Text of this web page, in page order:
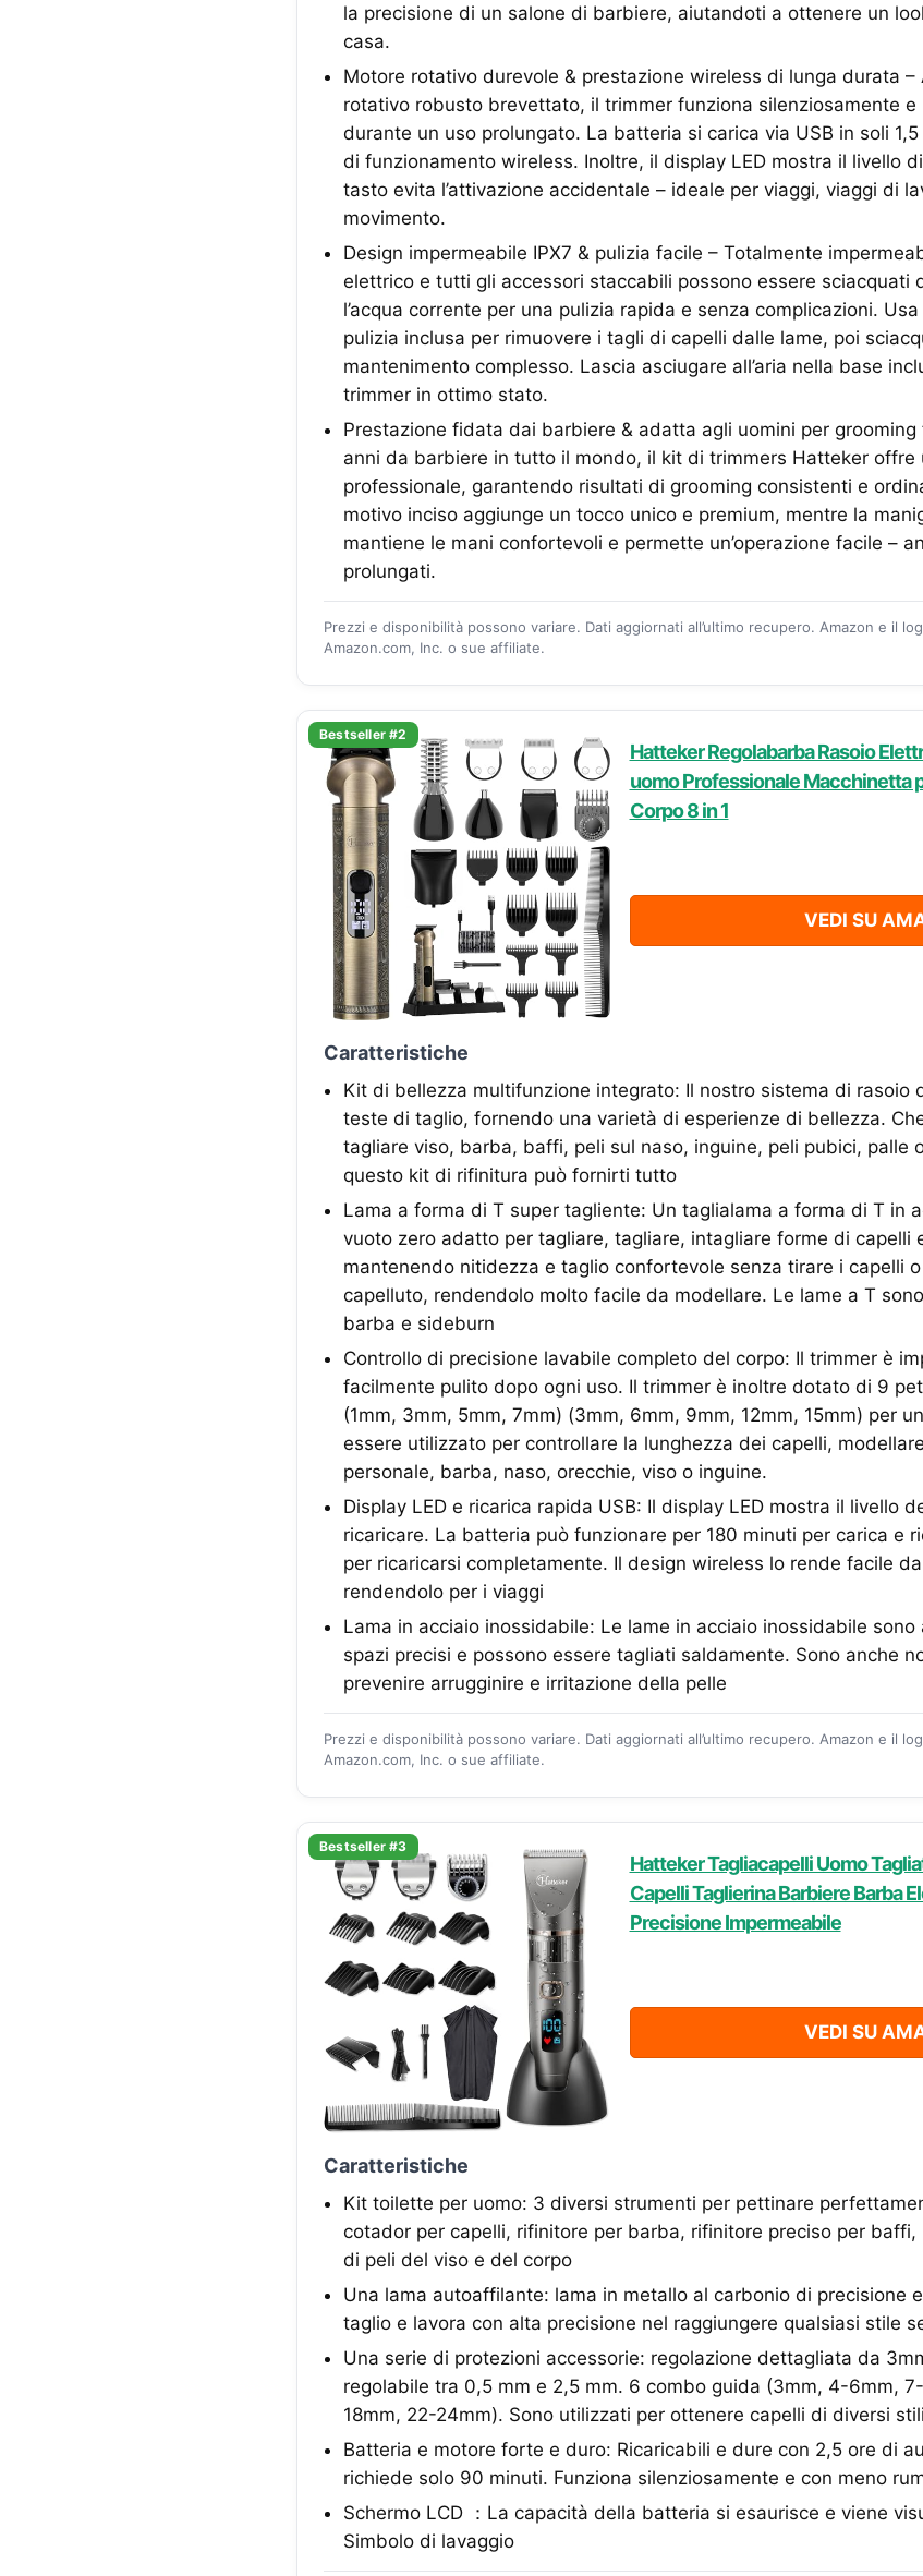
la precisione di un salone di barbiere, aiutandoti a ottenere un
casa.
Motore rotativo durevole & prestazione wireless di lunga durata
rotativo robusto brevettato, il trimmer funziona silenziosamente
durante un uso prolungato. La batteria si carica via USB in soli
di funzionamento wireless. Inoltre, il display LED mostra il livello
tasto evita l’attivazione accidentale – ideale per viaggi, viaggi di
movimento.
Design impermeabile IPX7 & pulizia facile – Totalmente
elettrico e tutti gli accessori staccabili possono essere sciacquati
l’acqua corrente per una pulizia rapida e senza complicazioni.
pulizia inclusa per rimuovere i tagli di capelli dalle lame, poi
mantenimento complesso. Lascia asciugare all’aria nella base
trimmer in ottimo stato.
Prestazione fidata dai barbiere & adatta agli uomini per
anni da barbiere in tutto il mondo, il kit di trimmers Hatteker
professionale, garantendo risultati di grooming consistenti e
motivo inciso aggiunge un tocco unico e premium, mentre la
mantiene le mani confortevoli e permette un’operazione facile –
prolungati.
Prezzi e disponibilità possono variare. Dati aggiornati all’ultimo recupero. Amazon e il
Amazon.com, Inc. o sue affiliate.
Bestseller #2
Hatteker Regolabarba Rasoio
uomo Professionale Macchinetta
Corpo 8 in 1
VEDI SU
Caratteristiche
Kit di bellezza multifunzione integrato: Il nostro sistema di rasoio
teste di taglio, fornendo una varietà di esperienze di bellezza.
tagliare viso, barba, baffi, peli sul naso, inguine, peli pubici, palle
questo kit di rifinitura può fornirti tutto
Lama a forma di T super tagliente: Un taglialama a forma di T in
vuoto zero adatto per tagliare, tagliare, intagliare forme di capelli
mantenendo nitidezza e taglio confortevole senza tirare i capelli
capelluto, rendendolo molto facile da modellare. Le lame a T
barba e sideburn
Controllo di precisione lavabile completo del corpo: Il trimmer è
facilmente pulito dopo ogni uso. Il trimmer è inoltre dotato di 9
(1mm, 3mm, 5mm, 7mm) (3mm, 6mm, 9mm, 12mm, 15mm) per
essere utilizzato per controllare la lunghezza dei capelli,
personale, barba, naso, orecchie, viso o inguine.
Display LED e ricarica rapida USB: Il display LED mostra il livello
ricaricare. La batteria può funzionare per 180 minuti per carica e
per ricaricarsi completamente. Il design wireless lo rende facile
rendendolo per i viaggi
Lama in acciaio inossidabile: Le lame in acciaio inossidabile
spazi precisi e possono essere tagliati saldamente. Sono anche
prevenire arrugginire e irritazione della pelle
Prezzi e disponibilità possono variare. Dati aggiornati all’ultimo recupero. Amazon e il
Amazon.com, Inc. o sue affiliate.
Bestseller #3
Hatteker Tagliacapelli Uomo
Capelli Taglierina Barbiere Barba
Precisione Impermeabile
VEDI SU
Caratteristiche
Kit toilette per uomo: 3 diversi strumenti per pettinare
cotador per capelli, rifinitore per barba, rifinitore preciso per
di peli del viso e del corpo
Una lama autoaffilante: lama in metallo al carbonio di precisione
taglio e lavora con alta precisione nel raggiungere qualsiasi stile
Una serie di protezioni accessorie: regolazione dettagliata da
regolabile tra 0,5 mm e 2,5 mm. 6 combo guida (3mm, 4-6mm,
18mm, 22-24mm). Sono utilizzati per ottenere capelli di diversi
Batteria e motore forte e duro: Ricaricabili e dure con 2,5 ore di
richiede solo 90 minuti. Funziona silenziosamente e con meno
Schermo LCD ：La capacità della batteria si esaurisce e viene
Simbolo di lavaggio